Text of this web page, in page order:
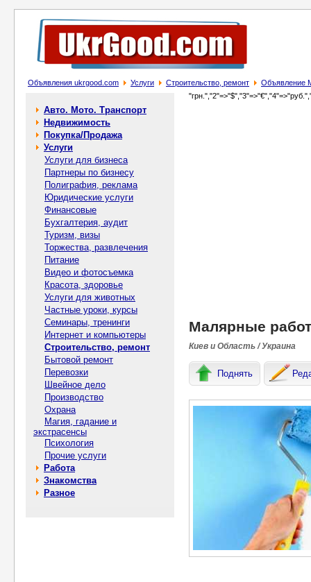
Объявления ukrgood.com Услуги Строительство, ремонт Объявление
Авто. Мото. Транспорт
Недвижимость
Покупка/Продажа
Услуги
Услуги для бизнеса
Партнеры по бизнесу
Полиграфия, реклама
Юридические услуги
Финансовые
Бухгалтерия, аудит
Туризм, визы
Торжества, развлечения
Питание
Видео и фотосъемка
Красота, здоровье
Услуги для животных
Частные уроки, курсы
Семинары, тренинги
Интернет и компьютеры
Строительство, ремонт
Бытовой ремонт
Перевозки
Швейное дело
Производство
Охрана
Магия, гадание и
экстрасенсы
Психология
Прочие услуги
Работа
Знакомства
Разное
Малярные
Киев и Область / Украина
Поднять